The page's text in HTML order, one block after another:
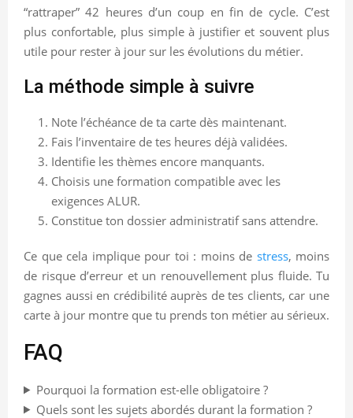
“rattraper” 42 heures d’un coup en fin de cycle. C’est
plus confortable, plus simple à justifier et souvent plus
utile pour rester à jour sur les évolutions du métier.
La méthode simple à suivre
Note l’échéance de ta carte dès maintenant.
Fais l’inventaire de tes heures déjà validées.
Identifie les thèmes encore manquants.
Choisis une formation compatible avec les
exigences ALUR.
Constitue ton dossier administratif sans attendre.
Ce que cela implique pour toi : moins de stress, moins
de risque d’erreur et un renouvellement plus fluide. Tu
gagnes aussi en crédibilité auprès de tes clients, car une
carte à jour montre que tu prends ton métier au sérieux.
FAQ
Pourquoi la formation est-elle obligatoire ?
Quels sont les sujets abordés durant la formation ?